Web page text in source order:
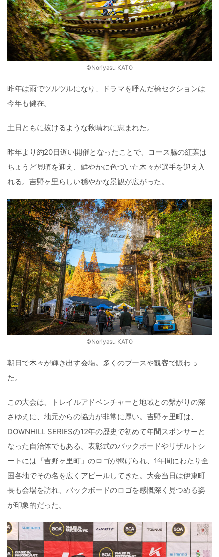
©️Noriyasu KATO
昨年は雨でツルツルになり、ドラマを呼んだ橋セクションは
今年も健在。
土日ともに抜けるような秋晴れに恵まれた。
昨年より約20日遅い開催となったことで、コース脇の紅葉は
ちょうど見頃を迎え、鮮やかに色づいた木々が選手を迎え入
れる。吉野ヶ里らしい穏やかな景観が広がった。
©️Noriyasu KATO
朝日で木々が輝き出す会場。多くのブースや観客で賑わっ
た。
この大会は、トレイルアドベンチャーと地域との繋がりの深
さゆえに、地元からの協力が非常に厚い。吉野ヶ里町は、
DOWNHILL SERIESの12年の歴史で初めて年間スポンサーと
なった自治体でもある。表彰式のバックボードやリザルトシ
ートには「吉野ヶ里町」のロゴが掲げられ、1年間にわたり全
国各地でその名を広くアピールしてきた。大会当日は伊東町
長も会場を訪れ、バックボードのロゴを感慨深く見つめる姿
が印象的だった。